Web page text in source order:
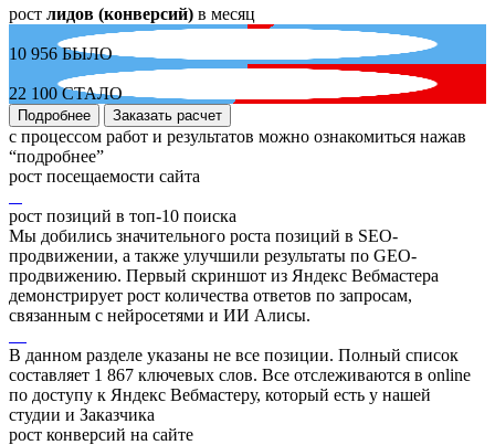
рост лидов (конверсий) в месяц
10 956БЫЛО
22 100СТАЛО
Подробнее Заказать расчет
с процессом работ и результатов можно ознакомиться нажав
“подробнее”
рост посещаемости сайта
рост позиций в топ-10 поиска
Мы добились значительного роста позиций в SEO-
продвижении, а также улучшили результаты по GEO-
продвижению. Первый скриншот из Яндекс Вебмастера
демонстрирует рост количества ответов по запросам,
связанным с нейросетями и ИИ Алисы.
В данном разделе указаны не все позиции. Полный список
составляет 1 867 ключевых слов. Все отслеживаются в online
по доступу к Яндекс Вебмастеру, который есть у нашей
студии и Заказчика
рост конверсий на сайте